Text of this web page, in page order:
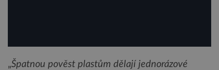
„Špatnou pověst plastům dělají jednorázové